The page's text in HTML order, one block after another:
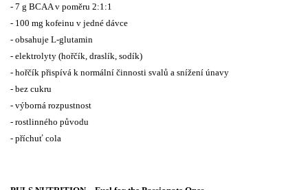
- 7 g BCAA v poměru 2:1:1
- 100 mg kofeinu v jedné dávce
- obsahuje L-glutamin
- elektrolyty (hořčík, draslík, sodík)
- hořčík přispívá k normální činnosti svalů a snížení únavy
- bez cukru
- výborná rozpustnost
- rostlinného původu
- příchuť cola